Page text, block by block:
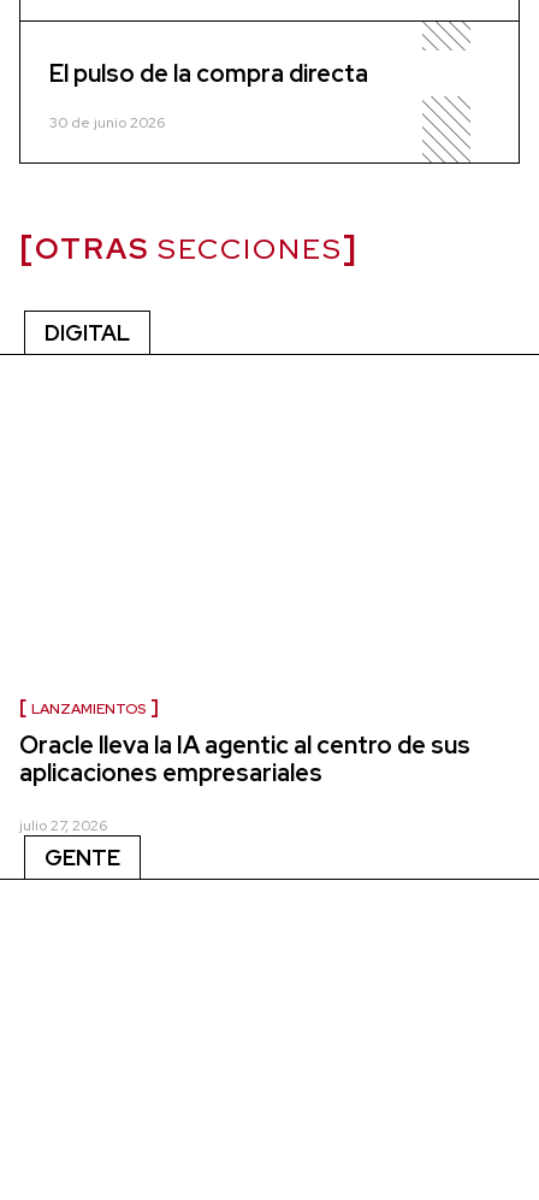
El pulso de la compra directa
30 de junio 2026
OTRAS SECCIONES
DIGITAL
LANZAMIENTOS
Oracle lleva la IA agentic al centro de sus
aplicaciones empresariales
julio 27, 2026
GENTE